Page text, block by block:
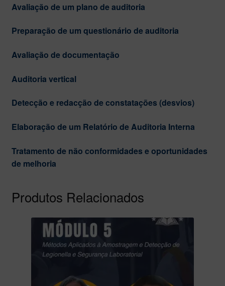
Avaliação de um plano de auditoria
Preparação de um questionário de auditoria
Avaliação de documentação
Auditoria vertical
Detecção e redacção de constatações (desvios)
Elaboração de um Relatório de Auditoria Interna
Tratamento de não conformidades e oportunidades
de melhoria
Produtos Relacionados